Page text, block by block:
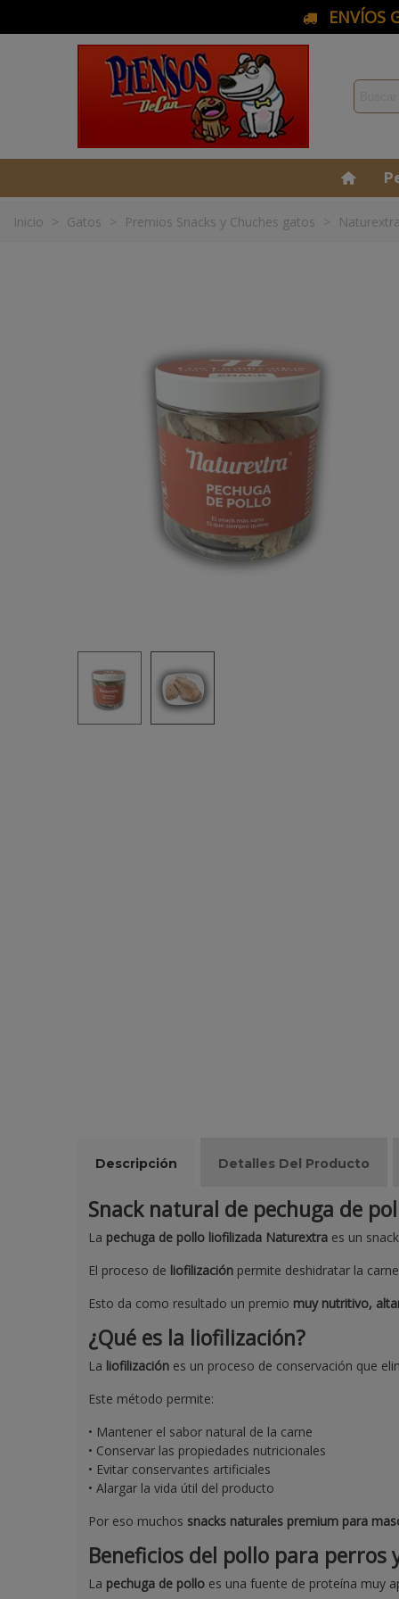
ENVÍOS
Inicio > Gatos > Premios Snacks y Chuches gatos >
Descripción Detalles Del Producto
Snack natural de pechuga de
La pechuga de pollo liofilizada Naturextra es un
El proceso de liofilización permite deshidratar la
Esto da como resultado un premio muy nutritivo,
¿Qué es la liofilización?
La liofilización es un proceso de conservación que
Este método permite:
• Mantener el sabor natural de la carne
• Conservar las propiedades nutricionales
• Evitar conservantes artificiales
• Alargar la vida útil del producto
Por eso muchos snacks naturales premium para
Beneficios del pollo para perros
La pechuga de pollo es una fuente de proteína muy